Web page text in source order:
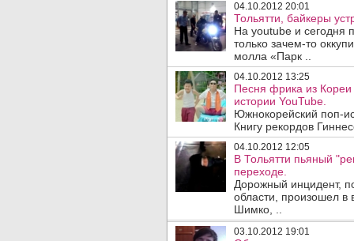
04.10.2012 20:01
Тольятти, байкеры
На youtube и сегодня
только зачем-то
молла «Парк ..
04.10.2012 13:25
Песня фрика из
истории YouTube.
Южнокорейский поп-
Книгу рекордов
04.10.2012 12:05
В Тольятти пьяный
переходе.
Дорожный инцидент,
области, произошел в
Шимко, ..
03.10.2012 19:01